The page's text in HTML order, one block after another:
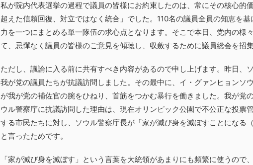
私が院内代表選挙の過程で議員の皆様にお約束したのは、常にその核心的
超えた信頼回復、対立ではなく統合」でした。110名の議員全員の知恵を
力を一つにまとめる単一隊伍の求心点となります。そこで本日、党内の様
て、忌憚なく議員の皆様のご意見を傾聴し、収斂するために議員総会を招集
ただし、議論に入る前に共有すべき内容があるので申し上げます。昨日、
我が党の議員たちが抗議訪問しました。その最中に、イ・グァンヒョンソ
が我が党の補佐官の腕をひねり、首筋をつかむ暴行を働きました。我が党
ウル警察庁に抗議訪問した理由は、現在オリンピック公園で不公正な投票
する市民たちに対し、ソウル警察庁長が「家が滅び身を滅ぼすことになる（
と言ったためです。
「家が滅び身を滅ぼす」という言葉を大統領があまりにも頻繁に使うので